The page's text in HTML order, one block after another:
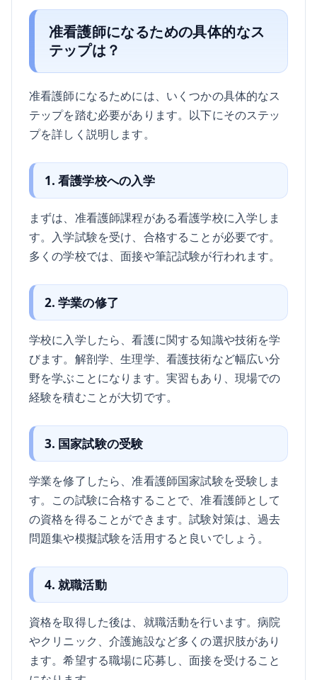
准看護師になるための具体的なス
テップは？
准看護師になるためには、いくつかの具体的なス
テップを踏む必要があります。以下にそのステッ
プを詳しく説明します。
1. 看護学校への入学
まずは、准看護師課程がある看護学校に入学しま
す。入学試験を受け、合格することが必要です。
多くの学校では、面接や筆記試験が行われます。
2. 学業の修了
学校に入学したら、看護に関する知識や技術を学
びます。解剖学、生理学、看護技術など幅広い分
野を学ぶことになります。実習もあり、現場での
経験を積むことが大切です。
3. 国家試験の受験
学業を修了したら、准看護師国家試験を受験しま
す。この試験に合格することで、准看護師として
の資格を得ることができます。試験対策は、過去
問題集や模擬試験を活用すると良いでしょう。
4. 就職活動
資格を取得した後は、就職活動を行います。病院
やクリニック、介護施設など多くの選択肢があり
ます。希望する職場に応募し、面接を受けること